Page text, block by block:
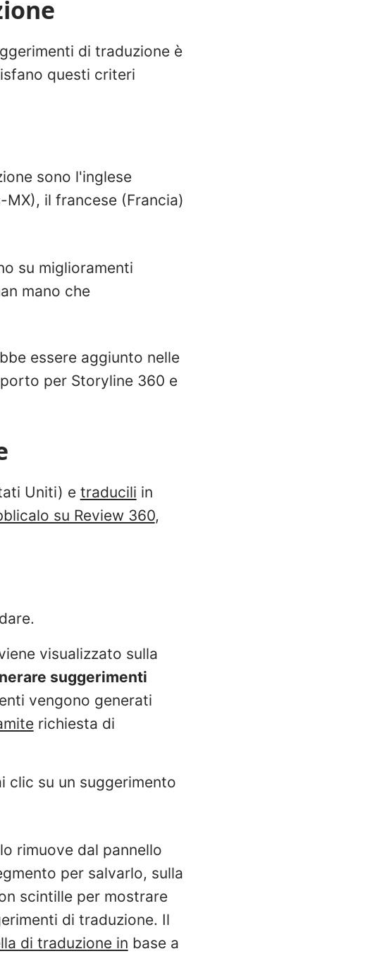
di traduzione è
questi criteri
sono l'inglese
il francese (Francia)
su miglioramenti
mano che
essere aggiunto nelle
per Storyline 360 e
Uniti) e traducili in
su Review 360,
visualizzato sulla
suggerimenti
vengono generati
richiesta di
clic su un suggerimento
rimuove dal pannello
per salvarlo, sulla
scintille per mostrare
di traduzione. Il
di traduzione in base a